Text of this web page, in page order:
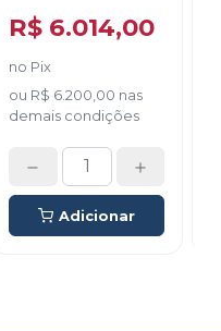
R$ 6.014,00
no Pix
ou R$ 6.200,00 nas
demais condições
Adicionar